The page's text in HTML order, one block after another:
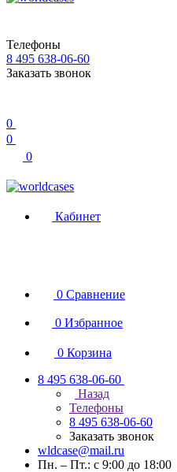
Телефоны
8 495 638-06-60
Заказать звонок
0
0
0
Кабинет
0 Сравнение
0 Избранное
0 Корзина
8 495 638-06-60
Назад
Телефоны
8 495 638-06-60
Заказать звонок
wldcase@mail.ru
Пн. – Пт.: с 9:00 до 18:00